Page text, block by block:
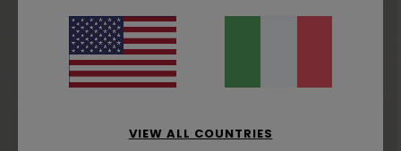
VIEW ALL COUNTRIES